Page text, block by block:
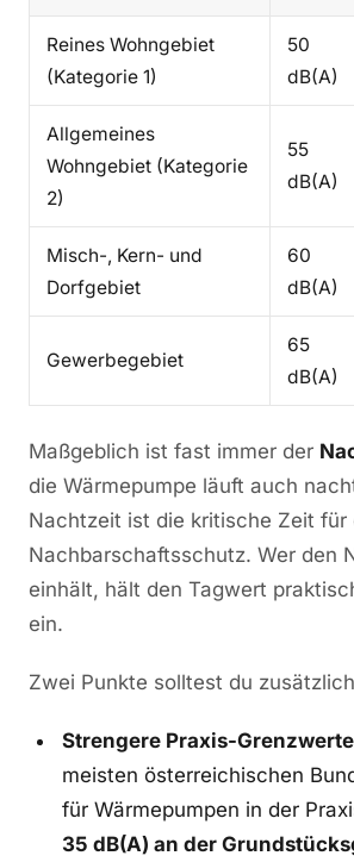
Reines Wohngebiet
(Kategorie 1)
50
dB(A)
Allgemeines
Wohngebiet (Kategorie
2)
55
dB(A)
Misch-, Kern- und
Dorfgebiet
60
dB(A)
Gewerbegebiet
65
dB(A)
Maßgeblich ist fast immer der
die Wärmepumpe läuft auch
Nachtzeit ist die kritische Zeit für
Nachbarschaftsschutz. Wer den
einhält, hält den Tagwert
ein.
Zwei Punkte solltest du
Strengere Praxis-
meisten österreichischen
für Wärmepumpen in der
35 dB(A) an der